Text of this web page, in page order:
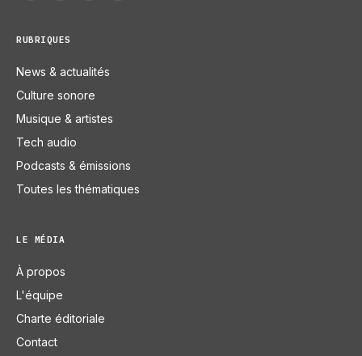
RUBRIQUES
News & actualités
Culture sonore
Musique & artistes
Tech audio
Podcasts & émissions
Toutes les thématiques
LE MÉDIA
À propos
L'équipe
Charte éditoriale
Contact